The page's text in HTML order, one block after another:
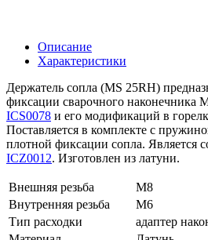
Описание
Характеристики
Держатель сопла (MS 25RH)
фиксации сварочного наконечника
ICS0078 и его модификаций в
Поставляется в комплекте с
плотной фиксации сопла. Является
ICZ0012. Изготовлен из латуни.
Внешняя резьба
М8
Внутренняя резьба
М6
Тип расходки
адаптер